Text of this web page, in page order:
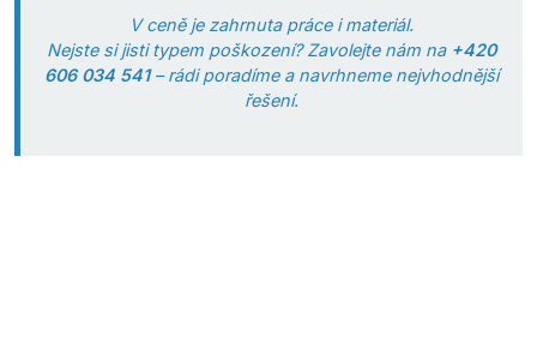
V ceně je zahrnuta práce i materiál.
Nejste si jisti typem poškození? Zavolejte nám na +420
606 034 541– rádi poradíme a navrhneme nejvhodnější
řešení.